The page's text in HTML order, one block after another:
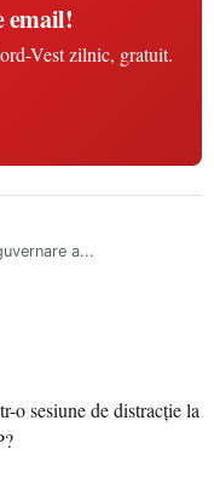
email!
Vest zilnic, gratuit.
a...